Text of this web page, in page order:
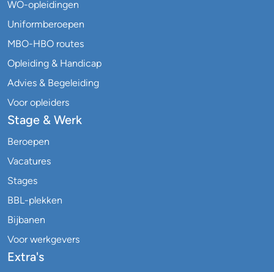
WO-opleidingen
Uniformberoepen
MBO-HBO routes
Opleiding & Handicap
Advies & Begeleiding
Voor opleiders
Stage & Werk
Beroepen
Vacatures
Stages
BBL-plekken
Bijbanen
Voor werkgevers
Extra's